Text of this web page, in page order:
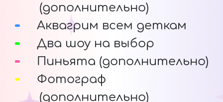
(дополнительно)
Аквагрим всем деткам
Два шоу на выбор
Пиньята (дополнительно)
Фотограф
(дополнительно)